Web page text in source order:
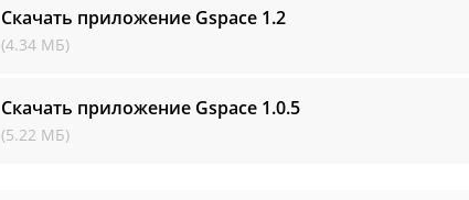
Скачать приложение Gspace 1.2
(4.34 МБ)
Скачать приложение Gspace 1.0.5
(5.22 МБ)